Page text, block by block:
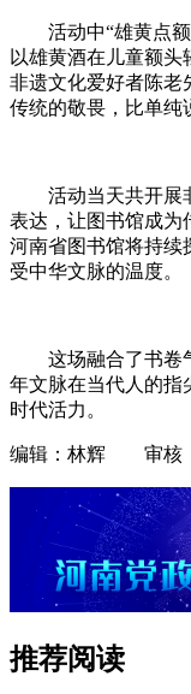
活动中“雄黄点
以雄黄酒在儿童额头
非遗文化爱好者陈老
传统的敬畏，比单纯
活动当天共开展
表达，让图书馆成为
河南省图书馆将持续
受中华文脉的温度。
这场融合了书卷
年文脉在当代人的指
时代活力。
编辑：林辉 审核
推荐阅读